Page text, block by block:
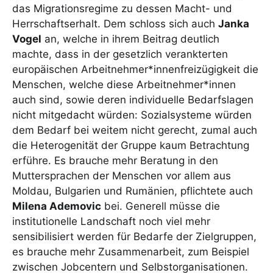
das Migrationsregime zu dessen Macht- und
Herrschaftserhalt. Dem schloss sich auch Janka
Vogel an, welche in ihrem Beitrag deutlich
machte, dass in der gesetzlich verankterten
europäischen Arbeitnehmer*innenfreizügigkeit die
Menschen, welche diese Arbeitnehmer*innen
auch sind, sowie deren individuelle Bedarfslagen
nicht mitgedacht würden: Sozialsysteme würden
dem Bedarf bei weitem nicht gerecht, zumal auch
die Heterogenität der Gruppe kaum Betrachtung
erführe. Es brauche mehr Beratung in den
Muttersprachen der Menschen vor allem aus
Moldau, Bulgarien und Rumänien, pflichtete auch
Milena Ademovic bei. Generell müsse die
institutionelle Landschaft noch viel mehr
sensibilisiert werden für Bedarfe der Zielgruppen,
es brauche mehr Zusammenarbeit, zum Beispiel
zwischen Jobcentern und Selbstorganisationen.